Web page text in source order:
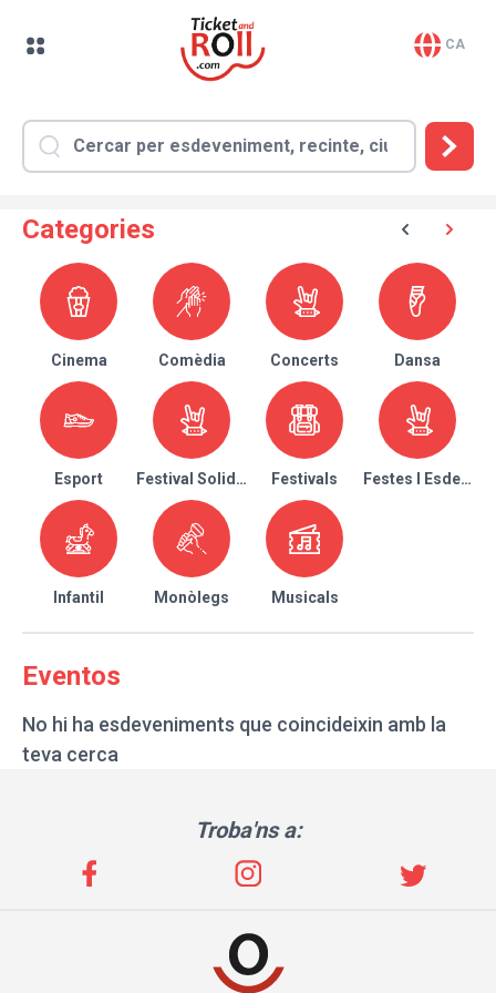
CA
Categories
Cinema Comèdia Concerts Dansa
Esport Festival Solidari Festivals Festes I
Infantil Monòlegs Musicals
Eventos
No hi ha esdeveniments que coincideixin amb la
teva cerca
Troba'ns a: